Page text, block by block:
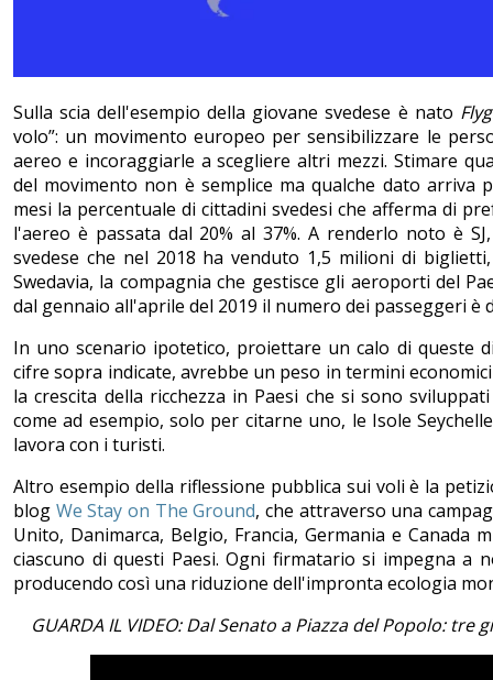
Sulla scia dell'esempio della giovane svedese è nato
volo”: un movimento europeo per sensibilizzare le
aereo e incoraggiarle a scegliere altri mezzi. Stimare
del movimento non è semplice ma qualche dato arriva
mesi la percentuale di cittadini svedesi che afferma di
l'aereo è passata dal 20% al 37%. A renderlo noto è
svedese che nel 2018 ha venduto 1,5 milioni di
Swedavia, la compagnia che gestisce gli aeroporti del
dal gennaio all'aprile del 2019 il numero dei passeggeri è
In uno scenario ipotetico, proiettare un calo di queste
cifre sopra indicate, avrebbe un peso in termini
la crescita della ricchezza in Paesi che si sono
come ad esempio, solo per citarne uno, le Isole
lavora con i turisti.
Altro esempio della riflessione pubblica sui voli è la
blog We Stay on The Ground, che attraverso una
Unito, Danimarca, Belgio, Francia, Germania e Canada
ciascuno di questi Paesi. Ogni firmatario si impegna a
producendo così una riduzione dell'impronta ecologia
GUARDA IL VIDEO: Dal Senato a Piazza del Popolo: